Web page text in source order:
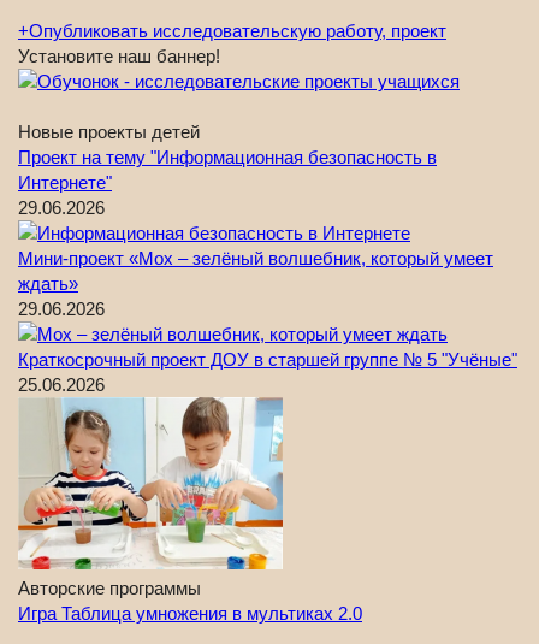
+Опубликовать исследовательскую работу, проект
Установите наш баннер!
Новые проекты детей
Проект на тему "Информационная безопасность в
Интернете"
29.06.2026
Мини-проект «Мох – зелёный волшебник, который умеет
ждать»
29.06.2026
Краткосрочный проект ДОУ в старшей группе № 5 "Учёные"
25.06.2026
Авторские программы
Игра Таблица умножения в мультиках 2.0